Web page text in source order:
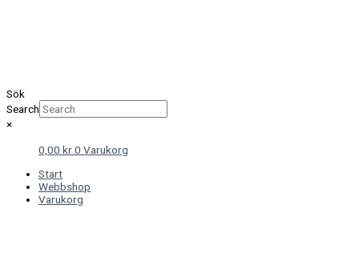
Sök
Search
×
0,00 kr0 Varukorg
Start
Webbshop
Varukorg